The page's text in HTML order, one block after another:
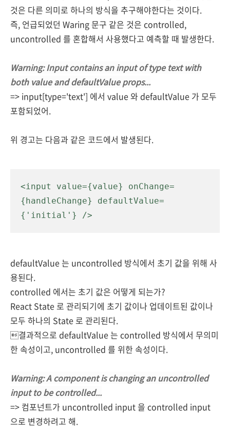
것은 다른 의미로 하나의 방식을 추구해야한다는 것이다.
즉, 언급되었던 Waring 문구 같은 것은 controlled,
uncontrolled 를 혼합해서 사용했다고 예측할 때 발생한다.
Warning: Input contains an input of type text with
both value and defaultValue props...
=> input[type='text'] 에서 value 와 defaultValue 가 모두
포함되었어.
위 경고는 다음과 같은 코드에서 발생된다.
<input value={value} onChange=
{handleChange} defaultValue=
{'initial'} />
defaultValue 는 uncontrolled 방식에서 초기 값을 위해 사
용된다.
controlled 에서는 초기 값은 어떻게 되는가?
React State 로 관리되기에 초기 값이나 업데이트된 값이나
모두 하나의 State 로 관리된다.
결과적으로 defaultValue 는 controlled 방식에서 무의미
한 속성이고, uncontrolled 를 위한 속성이다.
Warning: A component is changing an uncontrolled
input to be controlled...
=> 컴포넌트가 uncontrolled input 을 controlled input
으로 변경하려고 해.